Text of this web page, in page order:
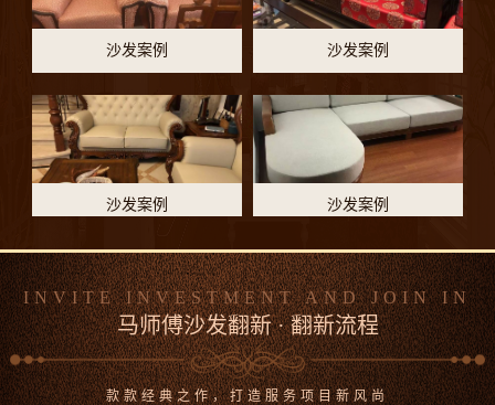
沙发案例 沙发案例
沙发案例 沙发案例
沙发案例 沙发案例
INVITE INVESTMENT AND JOIN IN
马师傅沙发翻新 · 翻新流程
款款经典之作，打造服务项目新风尚